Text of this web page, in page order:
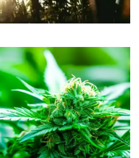
продукты с